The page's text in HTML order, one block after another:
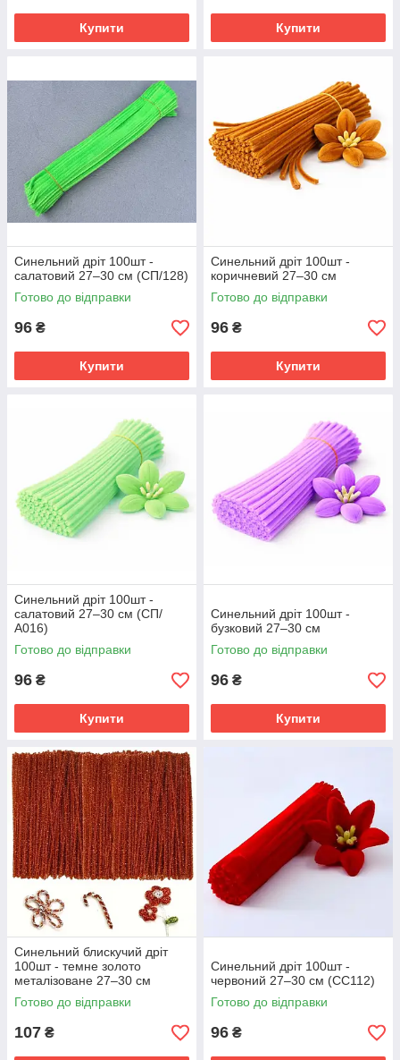
Купити Купити
Синельний дріт 100шт -
салатовий 27–30 см (СП/128)
Готово до відправки
96 ₴
Купити
Синельний дріт 100шт -
коричневий 27–30 см
Готово до відправки
96 ₴
Купити
Синельний дріт 100шт -
салатовий 27–30 см (СП/
А016)
Готово до відправки
96 ₴
Купити
Синельний дріт 100шт -
бузковий 27–30 см
Готово до відправки
96 ₴
Купити
Синельний блискучий дріт
100шт - темне золото
металізоване 27–30 см
Готово до відправки
107 ₴
Синельний дріт 100шт -
червоний 27–30 см (СC112)
Готово до відправки
96 ₴